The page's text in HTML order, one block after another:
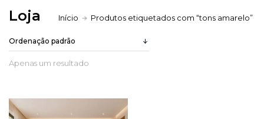
Loja Início Produtos etiquetados com “tons amarelo”
Apenas um resultado